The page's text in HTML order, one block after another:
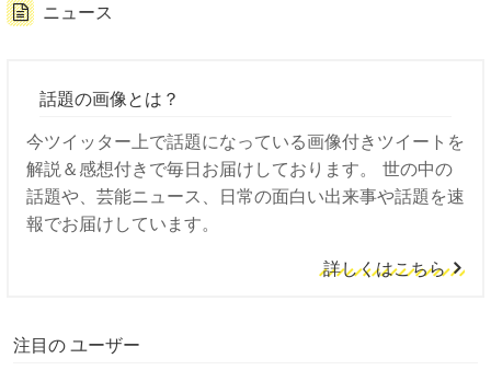
ニュース
話題の画像とは？
今ツイッター上で話題になっている画像付きツイートを
解説＆感想付きで毎日お届けしております。 世の中の
話題や、芸能ニュース、日常の面白い出来事や話題を速
報でお届けしています。
詳しくはこちら
注目の ユーザー